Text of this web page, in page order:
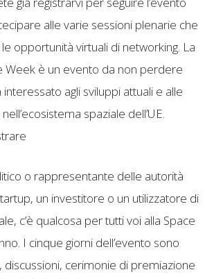
alle varie sessioni plenarie che
opportunità virtuali di networking. La
Week è un evento da non perdere
agli sviluppi attuali e alle
spaziale dell’UE.
o rappresentante delle autorità
un investitore o un utilizzatore di
c’è qualcosa per tutti voi alla Space
I cinque giorni dell’evento sono
discussioni, cerimonie di premiazione